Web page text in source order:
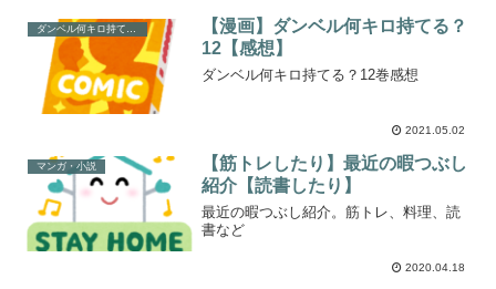
ダンベル何キロ持てる？
【漫画】ダンベル何キロ持てる？
12【感想】
ダンベル何キロ持てる？12巻感想
2021.05.02
マンガ・小説
【筋トレしたり】最近の暇つぶし
紹介【読書したり】
最近の暇つぶし紹介。筋トレ、料理、読
書など
2020.04.18